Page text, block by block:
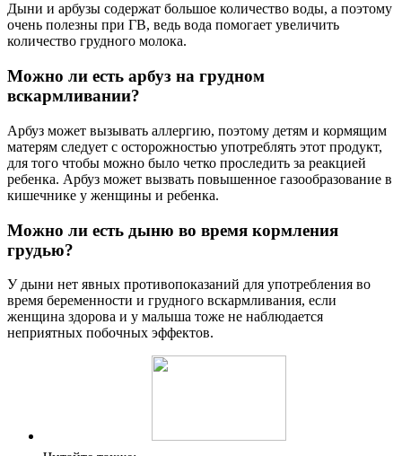
Дыни и арбузы содержат большое количество воды, а поэтому
очень полезны при ГВ, ведь вода помогает увеличить
количество грудного молока.
Можно ли есть арбуз на грудном
вскармливании?
Арбуз может вызывать аллергию, поэтому детям и кормящим
матерям следует с осторожностью употреблять этот продукт,
для того чтобы можно было четко проследить за реакцией
ребенка. Арбуз может вызвать повышенное газообразование в
кишечнике у женщины и ребенка.
Можно ли есть дыню во время кормления
грудью?
У дыни нет явных противопоказаний для употребления во
время беременности и грудного вскармливания, если
женщина здорова и у малыша тоже не наблюдается
неприятных побочных эффектов.